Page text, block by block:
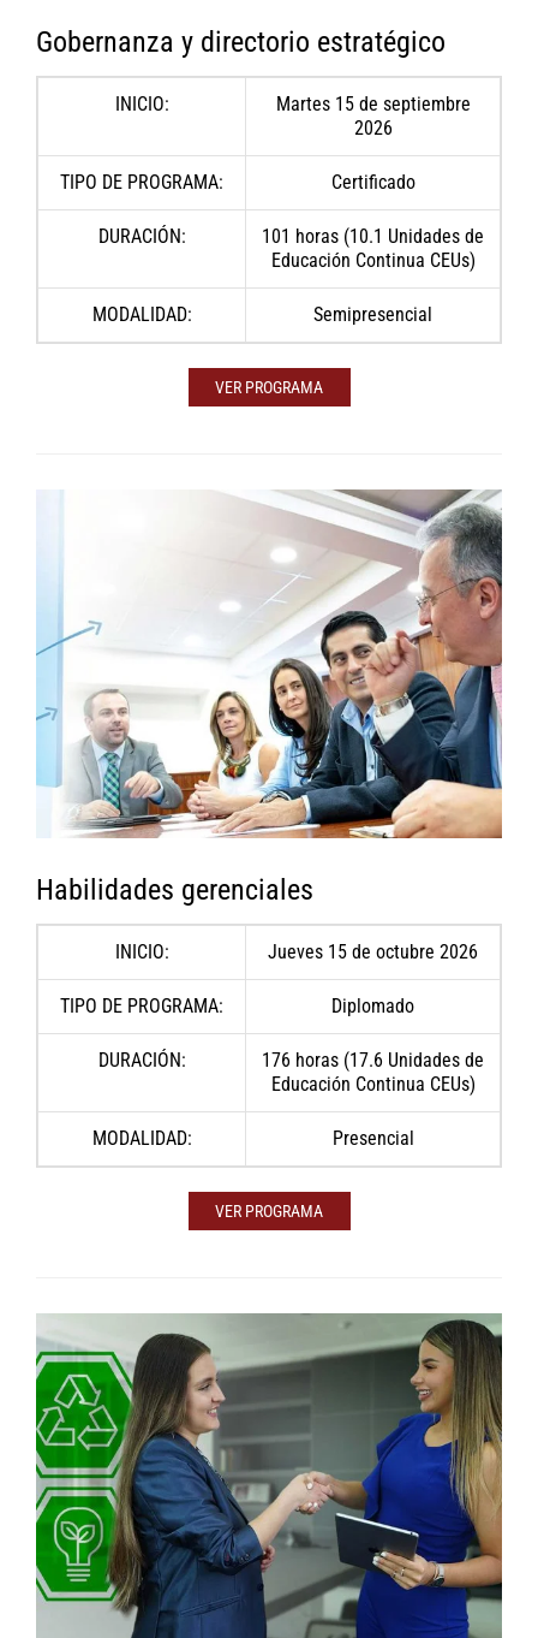
Gobernanza y directorio estratégico
INICIO:
Martes 15 de septiembre
2026
TIPO DE PROGRAMA: Certificado
DURACIÓN:
101 horas (10.1 Unidades de
Educación Continua CEUs)
MODALIDAD: Semipresencial
VER PROGRAMA
Habilidades gerenciales
INICIO: Jueves 15 de octubre 2026
TIPO DE PROGRAMA: Diplomado
DURACIÓN:
176 horas (17.6 Unidades de
Educación Continua CEUs)
MODALIDAD: Presencial
VER PROGRAMA